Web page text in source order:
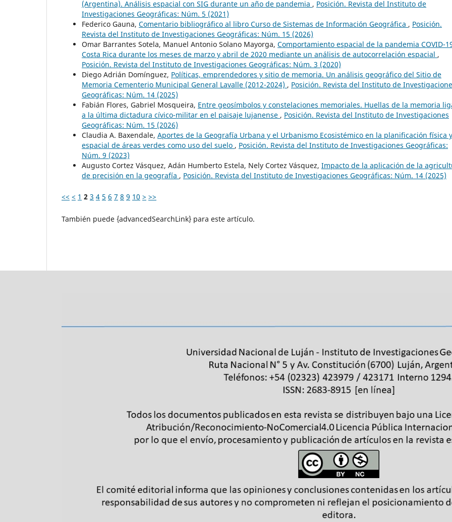
(Argentina). Análisis espacial con SIG durante un año de pandemia , Posición. Revista del Instituto de
Investigaciones Geográficas: Núm. 5 (2021)
Federico Gauna, Comentario bibliográfico al libro Curso de Sistemas de Información Geográfica , Posición.
Revista del Instituto de Investigaciones Geográficas: Núm. 15 (2026)
Omar Barrantes Sotela, Manuel Antonio Solano Mayorga, Comportamiento espacial de la pandemia COVID-
Costa Rica durante los meses de marzo y abril de 2020 mediante un análisis de autocorrelación espacial ,
Posición. Revista del Instituto de Investigaciones Geográficas: Núm. 3 (2020)
Diego Adrián Domínguez, Políticas, emprendedores y sitio de memoria. Un análisis geográfico del Sitio de
Memoria Cementerio Municipal General Lavalle (2012-2024) , Posición. Revista del Instituto de
Geográficas: Núm. 14 (2025)
Fabián Flores, Gabriel Mosqueira, Entre geosímbolos y constelaciones memoriales. Huellas de la memoria
a la última dictadura cívico-militar en el paisaje lujanense , Posición. Revista del Instituto de Investigaciones
Geográficas: Núm. 15 (2026)
Claudia A. Baxendale, Aportes de la Geografía Urbana y el Urbanismo Ecosistémico en la planificación física y
espacial de áreas verdes como uso del suelo , Posición. Revista del Instituto de Investigaciones Geográficas:
Núm. 9 (2023)
Augusto Cortez Vásquez, Adán Humberto Estela, Nely Cortez Vásquez, Impacto de la aplicación de la
de precisión en la geografía , Posición. Revista del Instituto de Investigaciones Geográficas: Núm. 14 (2025)
<< < 1 2 3 4 5 6 7 8 9 10 > >>
También puede {advancedSearchLink} para este artículo.